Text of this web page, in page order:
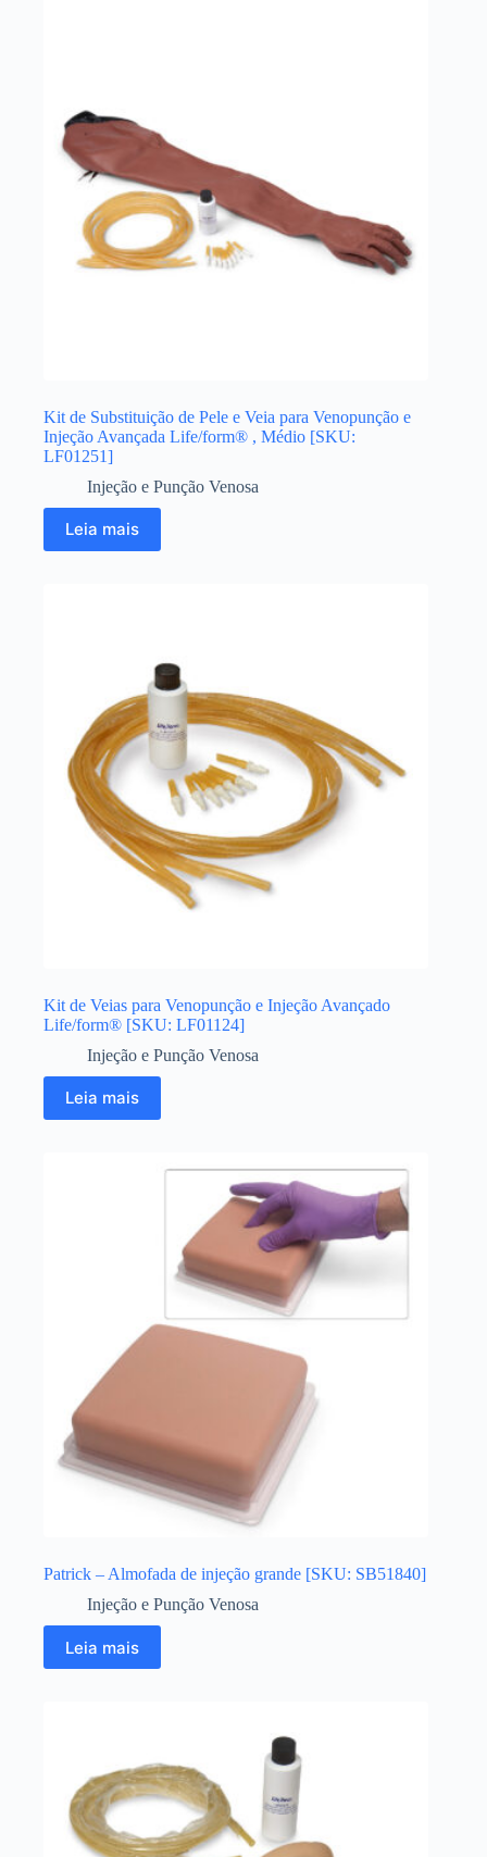
Kit de Substituição de Pele e Veia para Venopunção e
Injeção Avançada Life/form® , Médio [SKU:
LF01251]
Injeção e Punção Venosa
Leia mais
Kit de Veias para Venopunção e Injeção Avançado
Life/form® [SKU: LF01124]
Injeção e Punção Venosa
Leia mais
Patrick – Almofada de injeção grande [SKU: SB51840]
Injeção e Punção Venosa
Leia mais